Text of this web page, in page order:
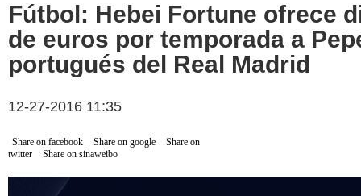
Fútbol: Hebei Fortune ofrece
de euros por temporada a
portugués del Real Madrid
12-27-2016 11:35
Share on facebook Share on google
Share on
twitter
Share on sinaweibo